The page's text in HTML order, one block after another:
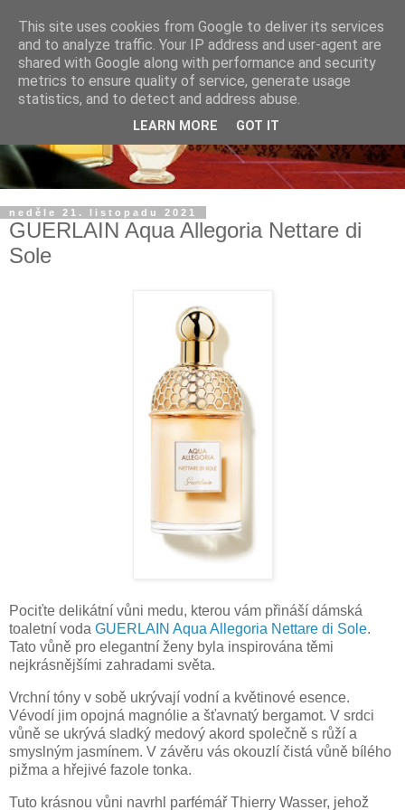
neděle 21. listopadu 2021
GUERLAIN Aqua Allegoria Nettare di
Sole
Pociťte delikátní vůni medu, kterou vám přináší dámská
toaletní voda GUERLAIN Aqua Allegoria Nettare di Sole.
Tato vůně pro elegantní ženy byla inspirována těmi
nejkrásnějšími zahradami světa.
Vrchní tóny v sobě ukrývají vodní a květinové esence.
Vévodí jim opojná magnólie a šťavnatý bergamot. V srdci
vůně se ukrývá sladký medový akord společně s růží a
smyslným jasmínem. V závěru vás okouzlí čistá vůně bílého
pižma a hřejivé fazole tonka.
Tuto krásnou vůni navrhl parfémář Thierry Wasser, jehož
This site uses cookies from Google to deliver its services
and to analyze traffic. Your IP address and user-agent are
shared with Google along with performance and security
metrics to ensure quality of service, generate usage
statistics, and to detect and address abuse.
LEARN MORE GOT IT